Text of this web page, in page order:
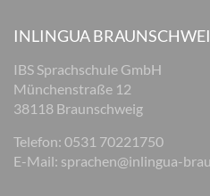
INLINGUA
IBS Sprachschule GmbH
Münchenstraße 12
38118 Braunschweig
Telefon: 0531 70221750
E-Mail: sprachen@inlingua-